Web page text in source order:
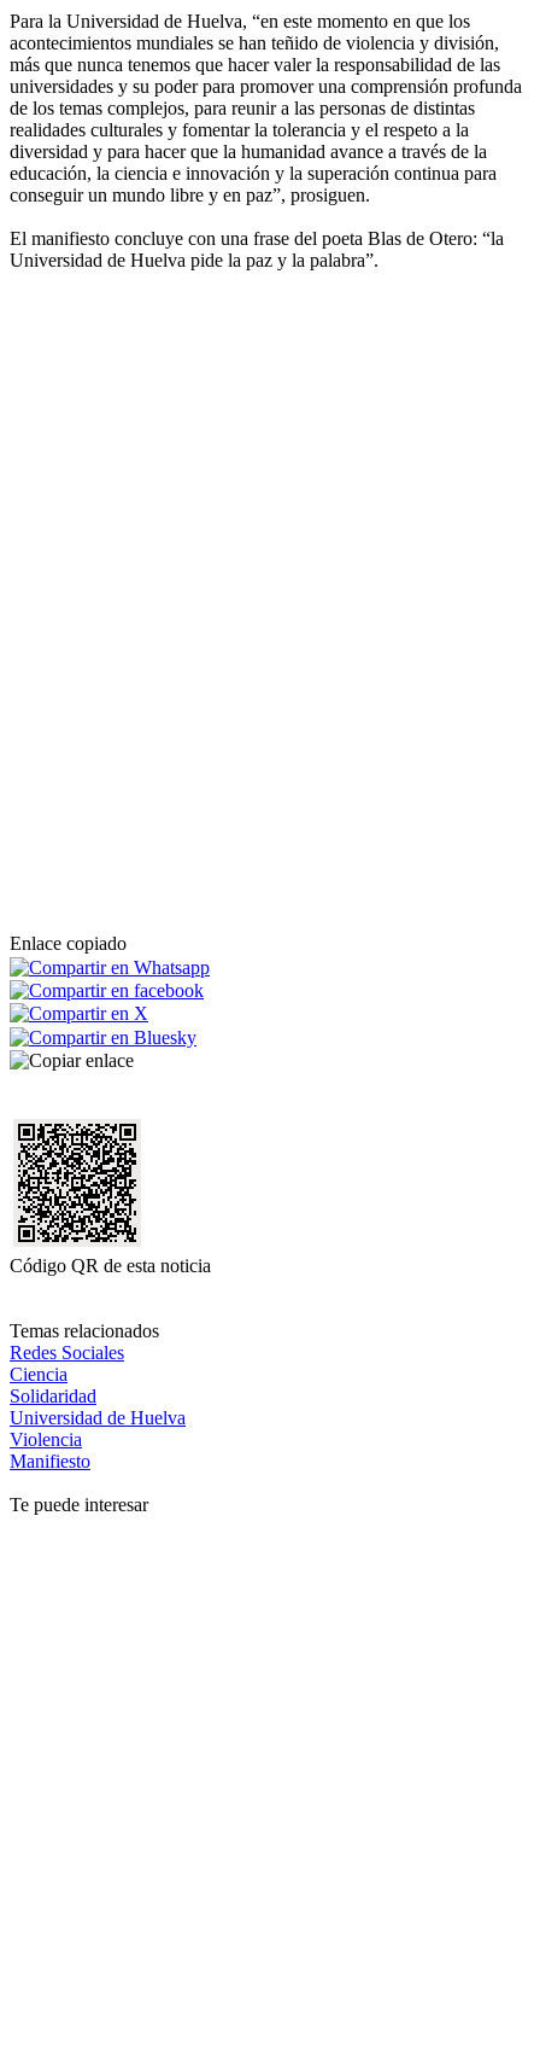
Para la Universidad de Huelva, “en este momento en que los
acontecimientos mundiales se han teñido de violencia y división,
más que nunca tenemos que hacer valer la responsabilidad de las
universidades y su poder para promover una comprensión profunda
de los temas complejos, para reunir a las personas de distintas
realidades culturales y fomentar la tolerancia y el respeto a la
diversidad y para hacer que la humanidad avance a través de la
educación, la ciencia e innovación y la superación continua para
conseguir un mundo libre y en paz”, prosiguen.
El manifiesto concluye con una frase del poeta Blas de Otero: “la
Universidad de Huelva pide la paz y la palabra”.
Enlace copiado
Código QR de esta noticia
Temas relacionados
Redes Sociales
Ciencia
Solidaridad
Universidad de Huelva
Violencia
Manifiesto
Te puede interesar